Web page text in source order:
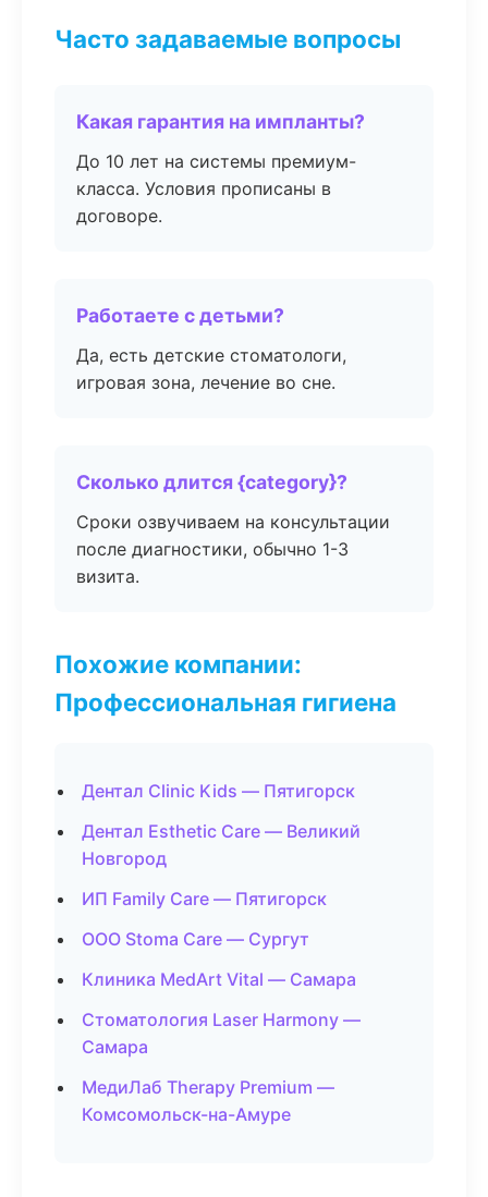
Часто задаваемые вопросы
Какая гарантия на импланты?
До 10 лет на системы премиум-
класса. Условия прописаны в
договоре.
Работаете с детьми?
Да, есть детские стоматологи,
игровая зона, лечение во сне.
Сколько длится {category}?
Сроки озвучиваем на консультации
после диагностики, обычно 1-3
визита.
Похожие компании:
Профессиональная гигиена
Дентал Clinic Kids — Пятигорск
Дентал Esthetic Care — Великий
Новгород
ИП Family Care — Пятигорск
ООО Stoma Care — Сургут
Клиника MedArt Vital — Самара
Стоматология Laser Harmony —
Самара
МедиЛаб Therapy Premium —
Комсомольск-на-Амуре